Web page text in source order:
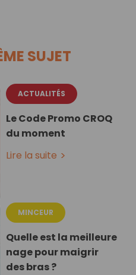
SUJET
ACTUALITÉS
Le Code Promo CROQ
du moment
Lire la suite
MINCEUR
Quelle est la meilleure
nage pour maigrir
des bras ?